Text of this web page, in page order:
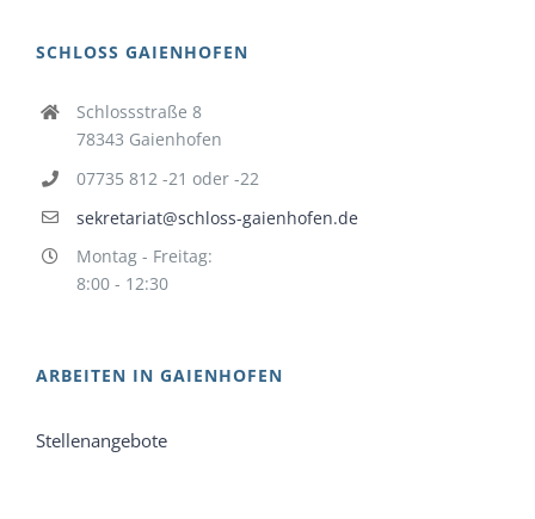
SCHLOSS GAIENHOFEN
Schlossstraße 8
78343 Gaienhofen
07735 812 -21 oder -22
sekretariat@schloss-gaienhofen.de
Montag - Freitag:
8:00 - 12:30
ARBEITEN IN GAIENHOFEN
Stellenangebote